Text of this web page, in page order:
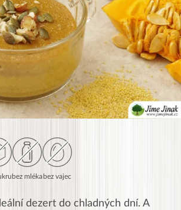
bez mlékabez vajec
dezert do chladných dní. A